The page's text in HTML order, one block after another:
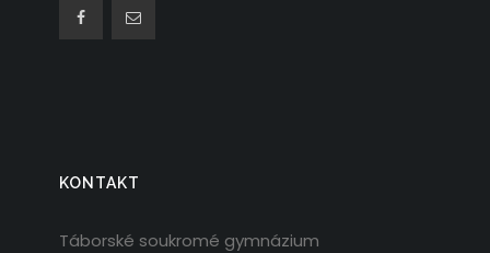
KONTAKT
Táborské soukromé gymnázium